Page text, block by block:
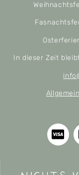
In dieser Zeit